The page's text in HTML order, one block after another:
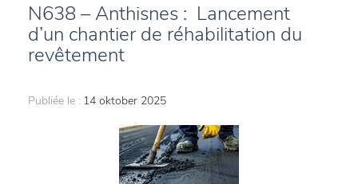
N638 – Anthisnes : Lancement
d’un chantier de réhabilitation du
revêtement
Publiée le : 14 oktober 2025